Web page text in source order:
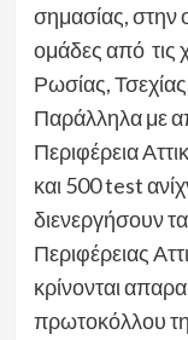
σημασίας, στην
ομάδες από τις
Ρωσίας,
Παράλληλα με
Περιφέρεια
και 500 test
διενεργήσουν τα
Περιφέρειας
κρίνονται
πρωτοκόλλου